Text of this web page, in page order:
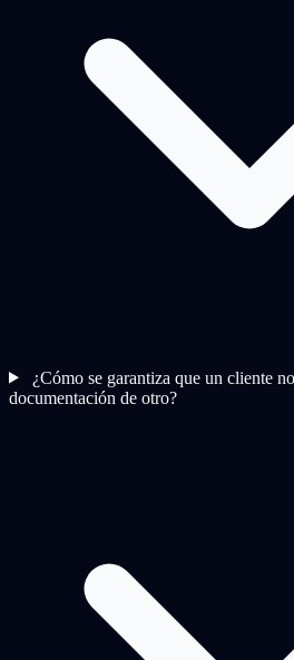
¿Cómo se garantiza que un cliente
documentación de otro?